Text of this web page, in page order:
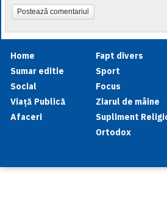
Postează comentariul
Home
Sumar editie
Social
Viață Publică
Afaceri
Fapt divers
Sport
Focus
Ziarul de mâine
Supliment
Ortodox